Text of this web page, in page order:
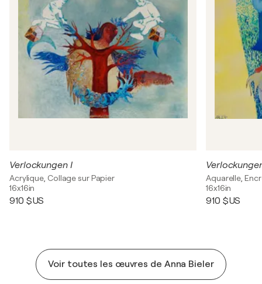
Verlockungen I
Acrylique, Collage sur Papier
16x16in
910 $US
Aquarelle,
16x16in
910 $US
Voir toutes les œuvres de Anna Bieler